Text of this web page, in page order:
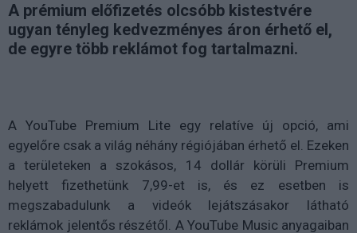
A prémium előfizetés olcsóbb kistestvére
ugyan tényleg kedvezményes áron érhető el,
de egyre több reklámot fog tartalmazni.
A YouTube Premium Lite egy relatíve új opció, ami
egyelőre csak a világ néhány régiójában érhető el. Ezeken
a területeken a szokásos, 14 dollár körüli Premium
helyett fizethetünk 7,99-et is, és ez esetben is
megszabadulunk a videók lejátszásakor látható
reklámok jelentős részétől. A YouTube Music anyagaiban